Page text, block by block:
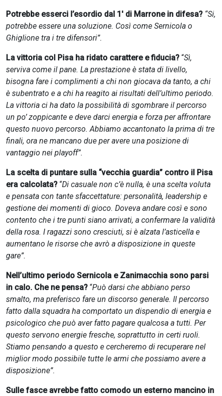
Potrebbe esserci l’esordio dal 1′ di Marrone in difesa? “Si,
potrebbe essere una soluzione. Così come Sernicola o
Ghiglione tra i tre difensori”.
La vittoria col Pisa ha ridato carattere e fiducia? “Sì,
serviva come il pane. La prestazione è stata di livello,
bisogna fare i complimenti a chi non giocava da tanto, a chi
è subentrato e a chi ha reagito ai risultati dell’ultimo periodo.
La vittoria ci ha dato la possibilità di sgombrare il percorso
un po’ zoppicante e deve darci energia e forza per affrontare
questo nuovo percorso. Abbiamo accantonato la prima di tre
finali, ora ne mancano due per avere una posizione di
vantaggio nei playoff”.
La scelta di puntare sulla “vecchia guardia” contro il Pisa
era calcolata? “Di casuale non c’è nulla, è una scelta voluta
e pensata con tante sfaccettature: personalità, leadership e
gestione dei momenti di gioco. Doveva andare così e sono
contento che i tre punti siano arrivati, a confermare la validità
della rosa. I ragazzi sono cresciuti, si è alzata l’asticella e
aumentano le risorse che avrò a disposizione in queste
gare”.
Nell’ultimo periodo Sernicola e Zanimacchia sono parsi
in calo. Che ne pensa? “Può darsi che abbiano perso
smalto, ma preferisco fare un discorso generale. Il percorso
fatto dalla squadra ha comportato un dispendio di energia e
psicologico che può aver fatto pagare qualcosa a tutti. Per
questo servono energie fresche, soprattutto in certi ruoli.
Stiamo pensando a questo e cercheremo di recuperare nel
miglior modo possibile tutte le armi che possiamo avere a
disposizione”.
Sulle fasce avrebbe fatto comodo un esterno mancino in